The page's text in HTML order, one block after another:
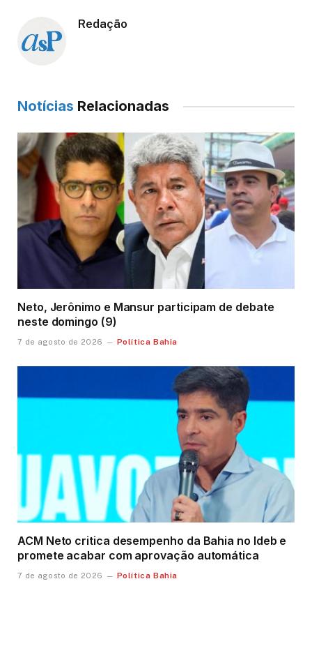
Redação
Notícias Relacionadas
Neto, Jerônimo e Mansur participam de debate
neste domingo (9)
7 de agosto de 2026 Política Bahia
ACM Neto critica desempenho da Bahia no Ideb e
promete acabar com aprovação automática
7 de agosto de 2026 Política Bahia